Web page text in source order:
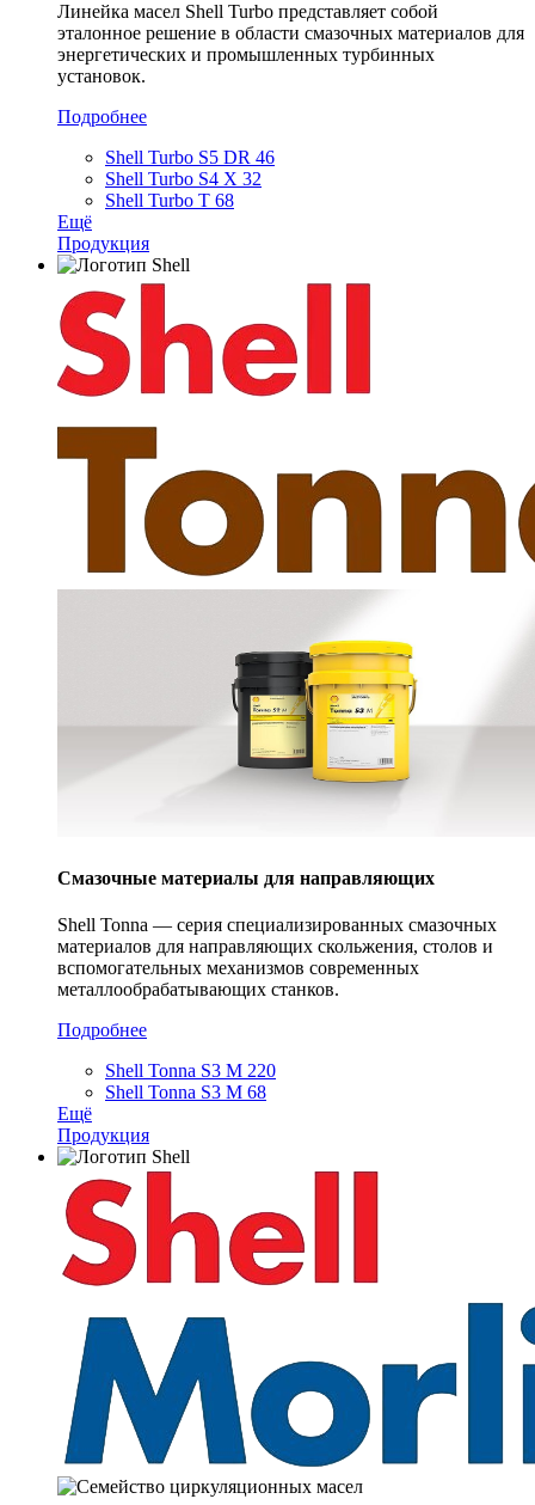
Линейка масел Shell Turbo представляет собой
эталонное решение в области смазочных материалов для
энергетических и промышленных турбинных
установок.
Подробнее
Shell Turbo S5 DR 46
Shell Turbo S4 X 32
Shell Turbo T 68
Ещё
Продукция
Смазочные материалы для направляющих
Shell Tonna — серия специализированных смазочных
материалов для направляющих скольжения, столов и
вспомогательных механизмов современных
металлообрабатывающих станков.
Подробнее
Shell Tonna S3 M 220
Shell Tonna S3 M 68
Ещё
Продукция